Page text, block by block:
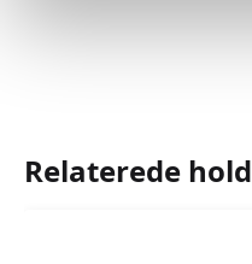
Relaterede hold